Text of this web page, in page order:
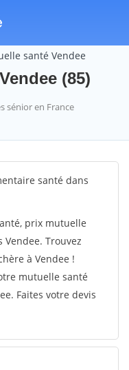
santé Vendee
(85)
sénior en France
santé dans
prix mutuelle
Trouvez
à Vendee !
mutuelle santé
Faites votre devis